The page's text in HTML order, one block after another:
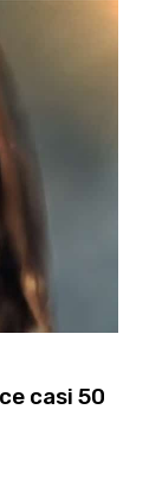
casi 50